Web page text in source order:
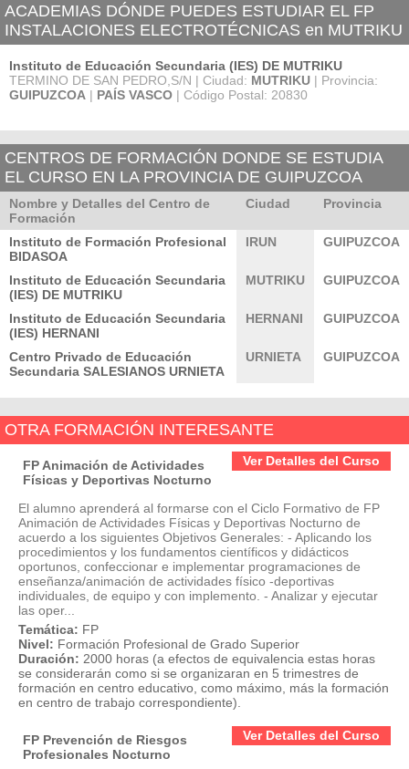
ACADEMIAS DÓNDE PUEDES ESTUDIAR EL FP
INSTALACIONES ELECTROTÉCNICAS en MUTRIKU
Instituto de Educación Secundaria (IES) DE MUTRIKU
TERMINO DE SAN PEDRO,S/N | Ciudad: MUTRIKU | Provincia:
GUIPUZCOA | PAÍS VASCO | Código Postal: 20830
CENTROS DE FORMACIÓN DONDE SE ESTUDIA
EL CURSO EN LA PROVINCIA DE GUIPUZCOA
Nombre y Detalles del Centro de
Formación
Ciudad Provincia
Instituto de Formación Profesional
BIDASOA
IRUN GUIPUZCOA
Instituto de Educación Secundaria
(IES) DE MUTRIKU
MUTRIKU GUIPUZCOA
Instituto de Educación Secundaria
(IES) HERNANI
HERNANI GUIPUZCOA
Centro Privado de Educación
Secundaria SALESIANOS URNIETA
URNIETA GUIPUZCOA
OTRA FORMACIÓN INTERESANTE
Ver Detalles del Curso
FP Animación de Actividades
Físicas y Deportivas Nocturno
El alumno aprenderá al formarse con el Ciclo Formativo de FP
Animación de Actividades Físicas y Deportivas Nocturno de
acuerdo a los siguientes Objetivos Generales: - Aplicando los
procedimientos y los fundamentos científicos y didácticos
oportunos, confeccionar e implementar programaciones de
enseñanza/animación de actividades físico -deportivas
individuales, de equipo y con implemento. - Analizar y ejecutar
las oper...
Temática: FP
Nivel: Formación Profesional de Grado Superior
Duración: 2000 horas (a efectos de equivalencia estas horas
se considerarán como si se organizaran en 5 trimestres de
formación en centro educativo, como máximo, más la formación
en centro de trabajo correspondiente).
Ver Detalles del Curso
FP Prevención de Riesgos
Profesionales Nocturno